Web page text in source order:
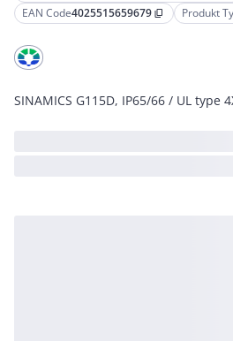
EAN Code4025515659679 content_copy Produkt
SINAMICS G115D, IP65/66 / UL type